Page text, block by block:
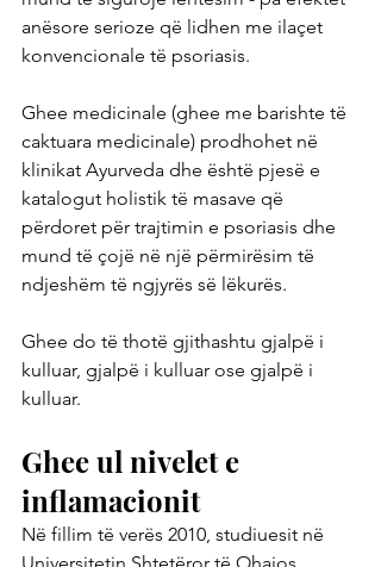
anësore serioze që lidhen me ilaçet
konvencionale të psoriasis.
Ghee medicinale (ghee me barishte të
caktuara medicinale) prodhohet në
klinikat Ayurveda dhe është pjesë e
katalogut holistik të masave që
përdoret për trajtimin e psoriasis dhe
mund të çojë në një përmirësim të
ndjeshëm të ngjyrës së lëkurës.
Ghee do të thotë gjithashtu gjalpë i
kulluar, gjalpë i kulluar ose gjalpë i
kulluar.
Ghee ul nivelet e
inflamacionit
Në fillim të verës 2010, studiuesit në